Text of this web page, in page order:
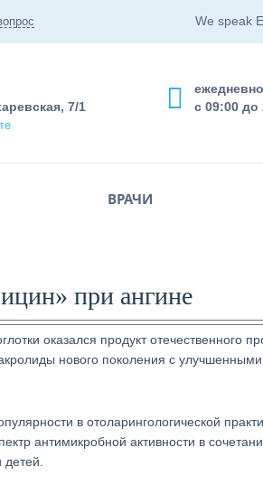
We speak
ежедневно
с 09:00 до
7/1
ВРАЧИ
при ангине
оказался продукт отечественного
нового поколения с улучшенными
в отоларингологической
антимикробной активности в